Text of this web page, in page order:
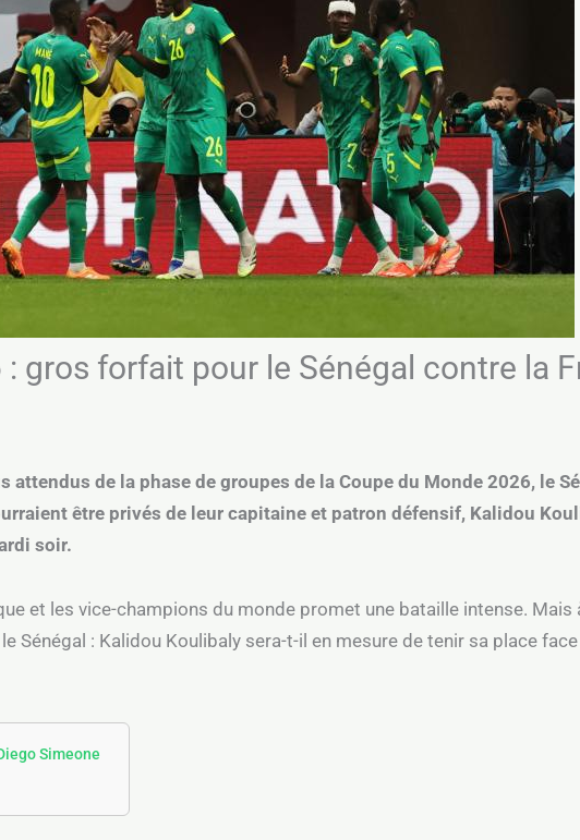
gros forfait pour le Sénégal contre la
attendus de la phase de groupes de la Coupe du Monde 2026, le
être privés de leur capitaine et patron défensif, Kalidou
soir.
et les vice-champions du monde promet une bataille intense. Mais
Sénégal : Kalidou Koulibaly sera-t-il en mesure de tenir sa place
Simeone